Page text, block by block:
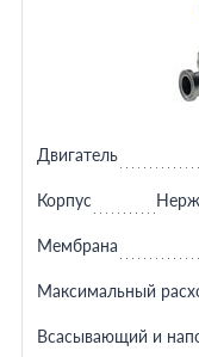
Двигатель
Корпус
Мембрана
Максимальный
Всасывающий и